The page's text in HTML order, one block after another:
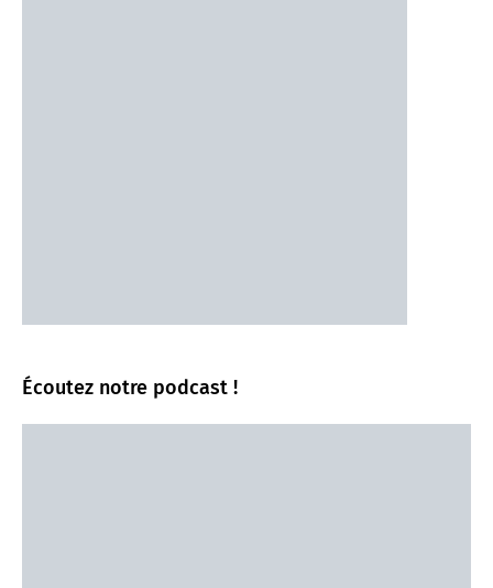
Écoutez notre podcast !